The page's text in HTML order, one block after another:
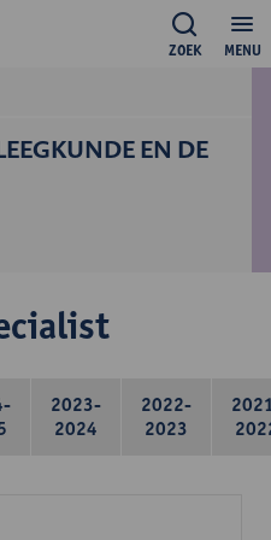
MENU
ZOEK
EN DE
2023-
2024
2022-
2023